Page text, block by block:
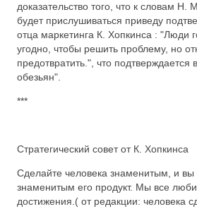
доказательство того, что к словам Н.
будет прислушиваться приведу
отца маркетинга К. Хопкинса : "Люди
угодно, чтобы решить проблему, но
предотвратить.", что
обезьян".
***
Стратегический совет от К. Хопкинса
Сделайте человека знаменитым, и вы
знаменитым его продукт. Мы все
достижения.( от редакции: человека